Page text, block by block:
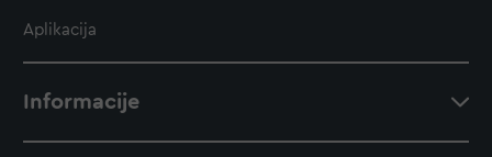
Aplikacija
Informacije